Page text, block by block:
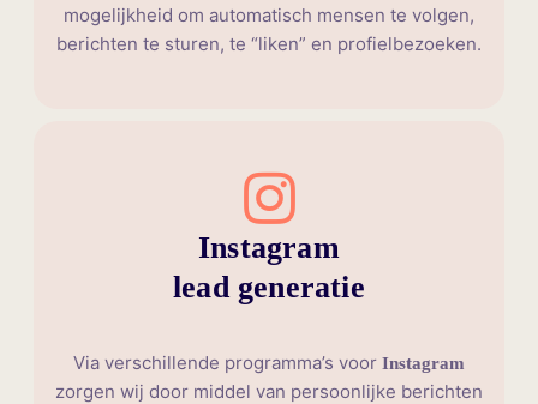
mogelijkheid om automatisch mensen te volgen,
berichten te sturen, te “liken” en profielbezoeken.
Instagram
lead generatie
Via verschillende programma’s voor Instagram
zorgen wij door middel van persoonlijke berichten